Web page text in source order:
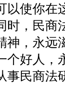
以使你在
时，民商
神，永远
个好人，
事民商法